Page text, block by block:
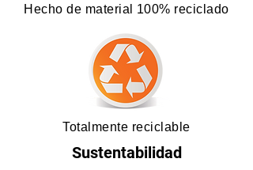
Hecho de material 100% reciclado
Totalmente reciclable
Sustentabilidad